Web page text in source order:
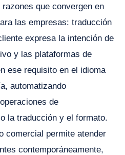
que convergen en
las empresas: traducción
expresa la intención de
y las plataformas de
ese requisito en el idioma
automatizando
de
la traducción y el formato.
comercial permite atender
contemporáneamente,